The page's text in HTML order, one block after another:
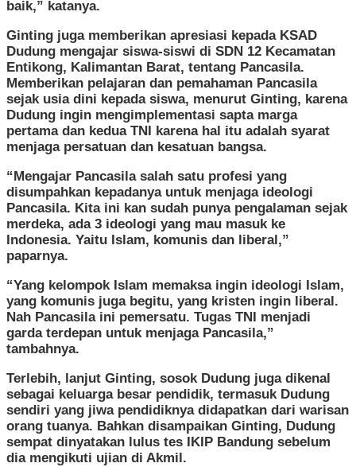
baik,” katanya.
Ginting juga memberikan apresiasi kepada KSAD
Dudung mengajar siswa-siswi di SDN 12 Kecamatan
Entikong, Kalimantan Barat, tentang Pancasila.
Memberikan pelajaran dan pemahaman Pancasila
sejak usia dini kepada siswa, menurut Ginting, karena
Dudung ingin mengimplementasi sapta marga
pertama dan kedua TNI karena hal itu adalah syarat
menjaga persatuan dan kesatuan bangsa.
“Mengajar Pancasila salah satu profesi yang
disumpahkan kepadanya untuk menjaga ideologi
Pancasila. Kita ini kan sudah punya pengalaman sejak
merdeka, ada 3 ideologi yang mau masuk ke
Indonesia. Yaitu Islam, komunis dan liberal,”
paparnya.
“Yang kelompok Islam memaksa ingin ideologi Islam,
yang komunis juga begitu, yang kristen ingin liberal.
Nah Pancasila ini pemersatu. Tugas TNI menjadi
garda terdepan untuk menjaga Pancasila,”
tambahnya.
Terlebih, lanjut Ginting, sosok Dudung juga dikenal
sebagai keluarga besar pendidik, termasuk Dudung
sendiri yang jiwa pendidiknya didapatkan dari warisan
orang tuanya. Bahkan disampaikan Ginting, Dudung
sempat dinyatakan lulus tes IKIP Bandung sebelum
dia mengikuti ujian di Akmil.